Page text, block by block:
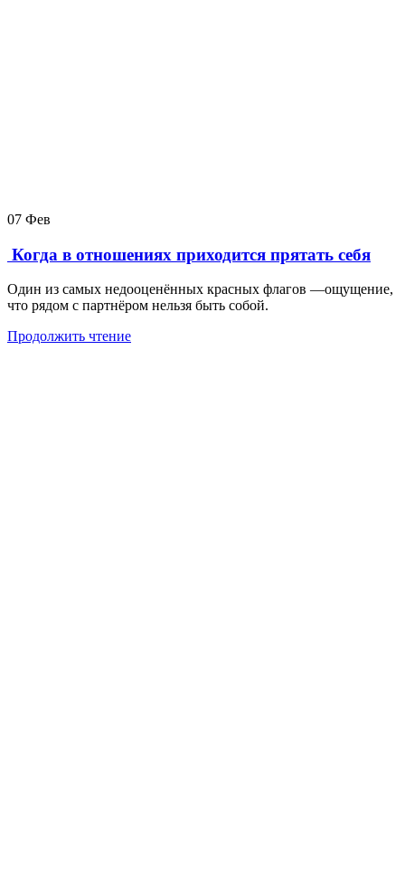
07 Фев
Когда в отношениях приходится прятать себя
Один из самых недооценённых красных флагов —ощущение,
что рядом с партнёром нельзя быть собой.
Продолжить чтение